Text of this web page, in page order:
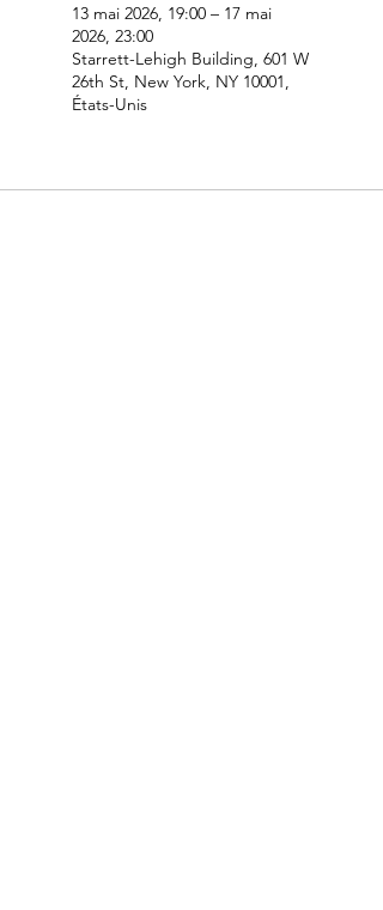
13 mai 2026, 19:00 – 17 mai
2026, 23:00
Starrett-Lehigh Building, 601 W
26th St, New York, NY 10001,
États-Unis